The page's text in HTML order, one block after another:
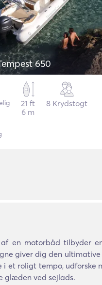
650
21 ft
6 m
8 Krydstogt
en motorbåd tilbyder
giver dig den
et roligt tempo,
glæden ved sejlads.